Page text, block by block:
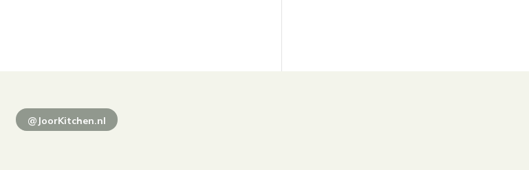
@JoorKitchen.nl